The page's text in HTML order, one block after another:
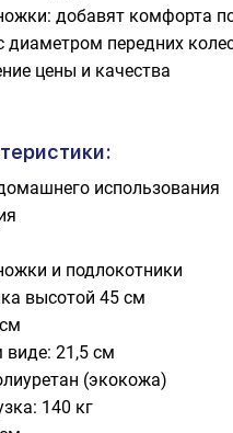
добавят комфорта
передних
цены и качества
использования
и подлокотники
высотой 45 см
21,5 см
(экокожа)
140 кг